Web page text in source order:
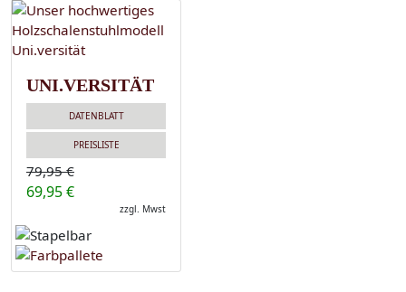
UNI.VERSITÄT
DATENBLATT
PREISLISTE
79,95 €
69,95 €
zzgl. Mwst